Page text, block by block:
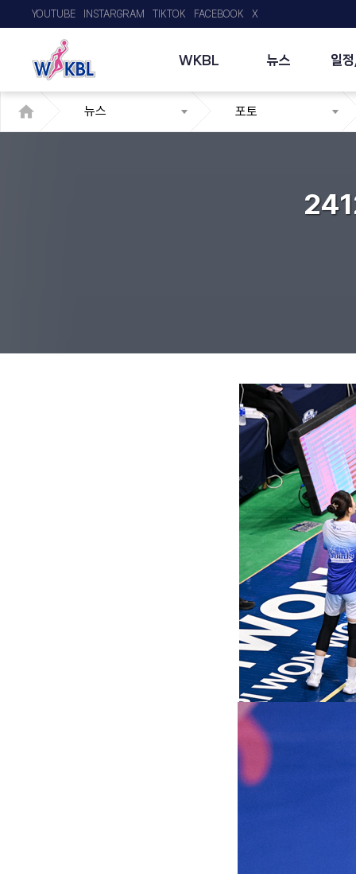
WKBL 뉴스 일
YOUTUBE INSTARGRAM TIKTOK FACEBOOK X
뉴스 포토